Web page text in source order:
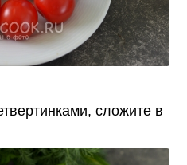
сложите в